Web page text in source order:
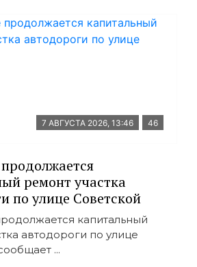
7 АВГУСТА 2026, 13:46 46
ремонт участка
по улице Советской
капитальный
автодороги по улице
...